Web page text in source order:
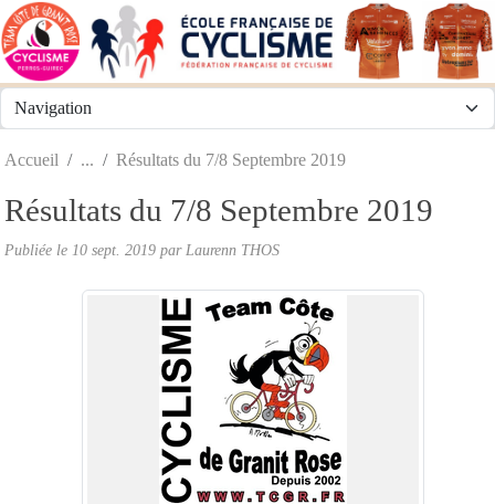
Accueil Résultats du 7/8 Septembre 2019
Résultats du 7/8 Septembre 2019
Publiée le 10 sept. 2019 par Laurenn THOS
Panneau de gestion des cookies